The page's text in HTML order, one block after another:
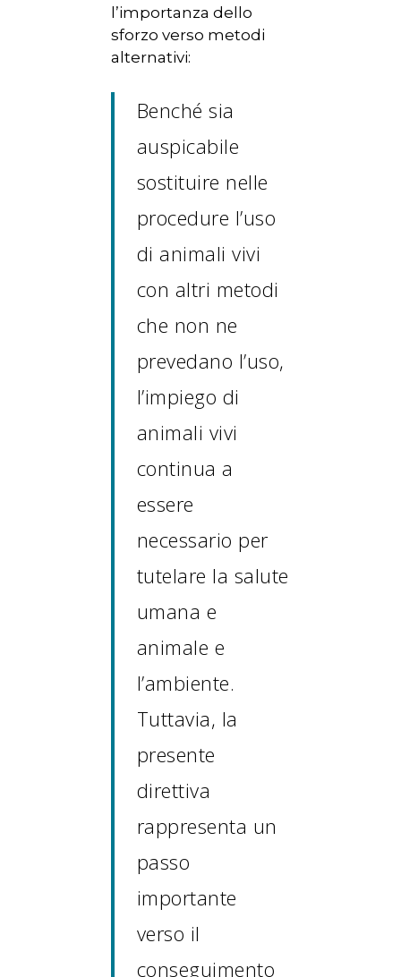
l’importanza dello
sforzo verso metodi
alternativi:
Benché sia
auspicabile
sostituire nelle
procedure l’uso
di animali vivi
con altri metodi
che non ne
prevedano l’uso,
l’impiego di
animali vivi
continua a
essere
necessario per
tutelare la salute
umana e
animale e
l’ambiente.
Tuttavia, la
presente
direttiva
rappresenta un
passo
importante
verso il
conseguimento